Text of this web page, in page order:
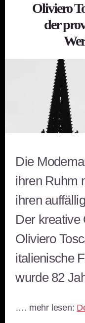
Oliviero
der
Die
ihren Ruhm
ihren
Der kreative
Oliviero
italienische
wurde 82
…. mehr lesen: